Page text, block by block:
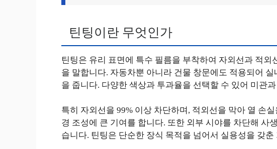
틴팅이란 무엇인가
틴팅은 유리 표면에 특수 필름을 부착하여 자외선과 적외
을 말합니다. 자동차뿐 아니라 건물 창문에도 적용되어
을 줍니다. 다양한 색상과 투과율을 선택할 수 있어 미관
특히 자외선을 99% 이상 차단하며, 적외선을 막아 열 손
경 조성에 큰 기여를 합니다. 또한 외부 시야를 차단해 사
습니다. 틴팅은 단순한 장식 목적을 넘어서 실용성을 갖